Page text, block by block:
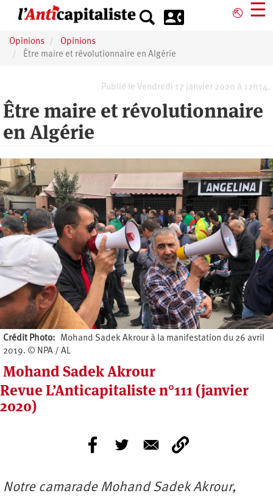
principal
⎋ ☰
Opinions
Opinions
Être maire et révolutionnaire en Algérie
Publié le Vendredi 17 janvier 2020 à 12h14.
Être maire et révolutionnaire
en Algérie
Crédit Photo
Mohand Sadek Akrour à la manifestation du 26 avril
2019. © NPA / AL
Mohand Sadek Akrour
Revue L’Anticapitaliste n°111 (janvier
2020)
Notre camarade Mohand Sadek Akrour,